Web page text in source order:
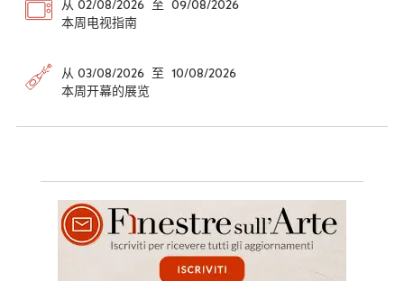
从 02/08/2026 至 09/08/2026
本周电视指南
从 03/08/2026 至 10/08/2026
本周开幕的展览